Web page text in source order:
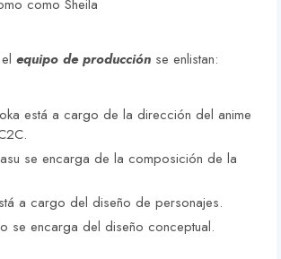
como Sheila
equipo de producción se enlistan:
está a cargo de la dirección del anime
se encarga de la composición de la
a cargo del diseño de personajes.
se encarga del diseño conceptual.